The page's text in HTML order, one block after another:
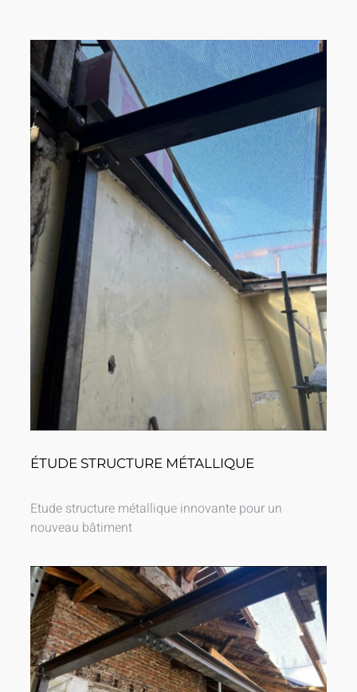
ÉTUDE STRUCTURE MÉTALLIQUE
Etude structure métallique innovante pour un
nouveau bâtiment